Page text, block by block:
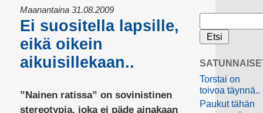
Maanantaina 31.08.2009
Ei suositella lapsille,
eikä oikein
aikuisillekaan..
”Nainen ratissa” on sovinistinen
stereotypia, joka ei päde ainakaan
Torstai on
toivoa täynnä..
Paukut tähän